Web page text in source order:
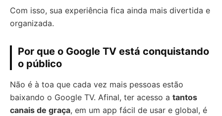
Com isso, sua experiência fica ainda mais divertida e
organizada.
Por que o Google TV está conquistando
o público
Não é à toa que cada vez mais pessoas estão
baixando o Google TV. Afinal, ter acesso a tantos
canais de graça, em um app fácil de usar e global, é